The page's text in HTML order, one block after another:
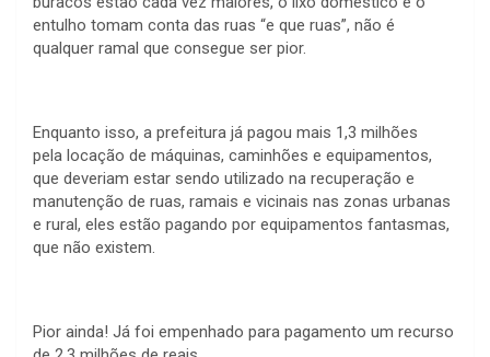
entulho tomam conta das ruas “e que ruas”, não é
qualquer ramal que consegue ser pior.
Enquanto isso, a prefeitura já pagou mais 1,3 milhões
pela locação de máquinas, caminhões e equipamentos,
que deveriam estar sendo utilizado na recuperação e
manutenção de ruas, ramais e vicinais nas zonas urbanas
e rural, eles estão pagando por equipamentos fantasmas,
que não existem.
Pior ainda! Já foi empenhado para pagamento um recurso